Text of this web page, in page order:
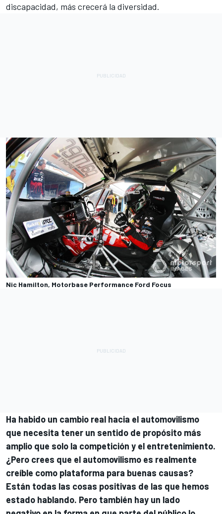
discapacidad, más crecerá la diversidad.
Nic Hamilton, Motorbase Performance Ford Focus
Ha habido un cambio real hacia el automovilismo
que necesita tener un sentido de propósito más
amplio que solo la competición y el entretenimiento.
¿Pero crees que el automovilismo es realmente
creíble como plataforma para buenas causas?
Están todas las cosas positivas de las que hemos
estado hablando. Pero también hay un lado